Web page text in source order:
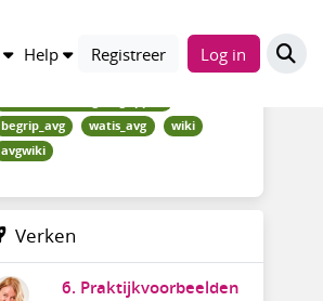
Help Registreer Log in
begrip_avg
watis_avg
wiki
avgwiki
Verken
6. Praktijkvoorbeelden